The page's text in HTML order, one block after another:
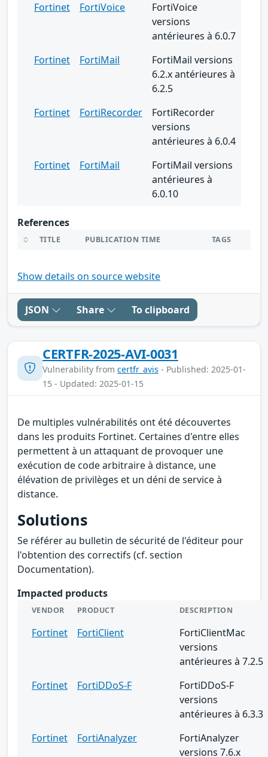
Fortinet
FortiVoice
FortiVoice
versions
antérieures à 6.0.7
Fortinet
FortiMail
FortiMail versions
6.2.x antérieures à
6.2.5
Fortinet
FortiRecorder
FortiRecorder
versions
antérieures à 6.0.4
Fortinet
FortiMail
FortiMail versions
antérieures à
6.0.10
References
TITLE PUBLICATION TIME TAGS
Show details on source website
JSON Share To clipboard
CERTFR-2025-AVI-0031
Vulnerability from certfr_avis - Published: 2025-01-
15 - Updated: 2025-01-15
De multiples vulnérabilités ont été découvertes
dans les produits Fortinet. Certaines d'entre elles
permettent à un attaquant de provoquer une
exécution de code arbitraire à distance, une
élévation de privilèges et un déni de service à
distance.
Solutions
Se référer au bulletin de sécurité de l'éditeur pour
l'obtention des correctifs (cf. section
Documentation).
Impacted products
VENDOR PRODUCT DESCRIPTION
Fortinet FortiClient
FortiClientMac
versions
antérieures à 7.2.5
Fortinet
FortiDDoS-F
FortiDDoS-F
versions
antérieures à 6.3.3
Fortinet
FortiAnalyzer
FortiAnalyzer
versions 7.6.x